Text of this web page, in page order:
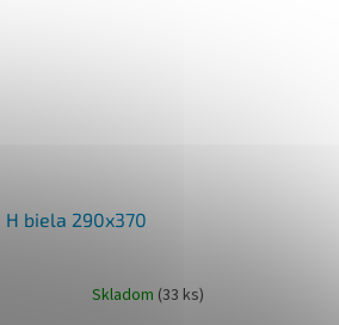
H biela 290x370
Skladom (33 ks)